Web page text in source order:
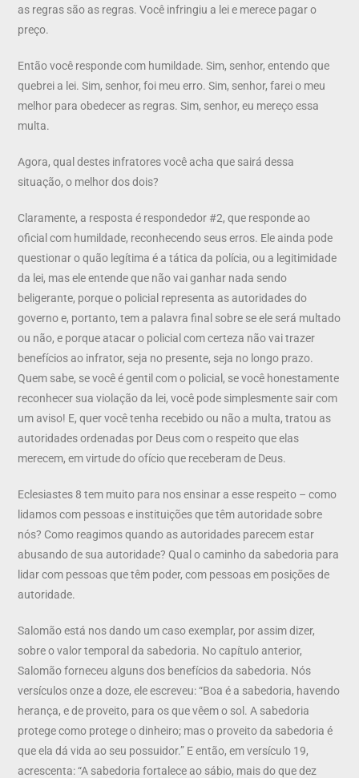
as regras são as regras. Você infringiu a lei e merece pagar o
preço.
Então você responde com humildade. Sim, senhor, entendo que
quebrei a lei. Sim, senhor, foi meu erro. Sim, senhor, farei o meu
melhor para obedecer as regras. Sim, senhor, eu mereço essa
multa.
Agora, qual destes infratores você acha que sairá dessa
situação, o melhor dos dois?
Claramente, a resposta é respondedor #2, que responde ao
oficial com humildade, reconhecendo seus erros. Ele ainda pode
questionar o quão legítima é a tática da polícia, ou a legitimidade
da lei, mas ele entende que não vai ganhar nada sendo
beligerante, porque o policial representa as autoridades do
governo e, portanto, tem a palavra final sobre se ele será multado
ou não, e porque atacar o policial com certeza não vai trazer
benefícios ao infrator, seja no presente, seja no longo prazo.
Quem sabe, se você é gentil com o policial, se você honestamente
reconhecer sua violação da lei, você pode simplesmente sair com
um aviso! E, quer você tenha recebido ou não a multa, tratou as
autoridades ordenadas por Deus com o respeito que elas
merecem, em virtude do ofício que receberam de Deus.
Eclesiastes 8 tem muito para nos ensinar a esse respeito – como
lidamos com pessoas e instituições que têm autoridade sobre
nós? Como reagimos quando as autoridades parecem estar
abusando de sua autoridade? Qual o caminho da sabedoria para
lidar com pessoas que têm poder, com pessoas em posições de
autoridade.
Salomão está nos dando um caso exemplar, por assim dizer,
sobre o valor temporal da sabedoria. No capítulo anterior,
Salomão forneceu alguns dos benefícios da sabedoria. Nós
versículos onze a doze, ele escreveu: “Boa é a sabedoria, havendo
herança, e de proveito, para os que vêem o sol. A sabedoria
protege como protege o dinheiro; mas o proveito da sabedoria é
que ela dá vida ao seu possuidor.” E então, em versículo 19,
acrescenta: “A sabedoria fortalece ao sábio, mais do que dez